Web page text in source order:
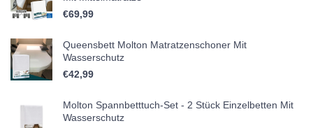
€69,99
Queensbett Molton Matratzenschoner Mit
Wasserschutz
€42,99
Molton Spannbetttuch-Set - 2 Stück Einzelbetten Mit
Wasserschutz